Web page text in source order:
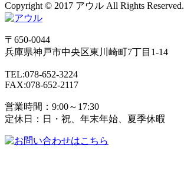
Copyright © 2017 アウル All Rights Reserved.
〒650-0044
兵庫県神戸市中央区東川崎町7丁目1-14
TEL:078-652-3224
FAX:078-652-2117
営業時間：9:00～17:30
定休日：日・祝、年末年始、夏季休暇